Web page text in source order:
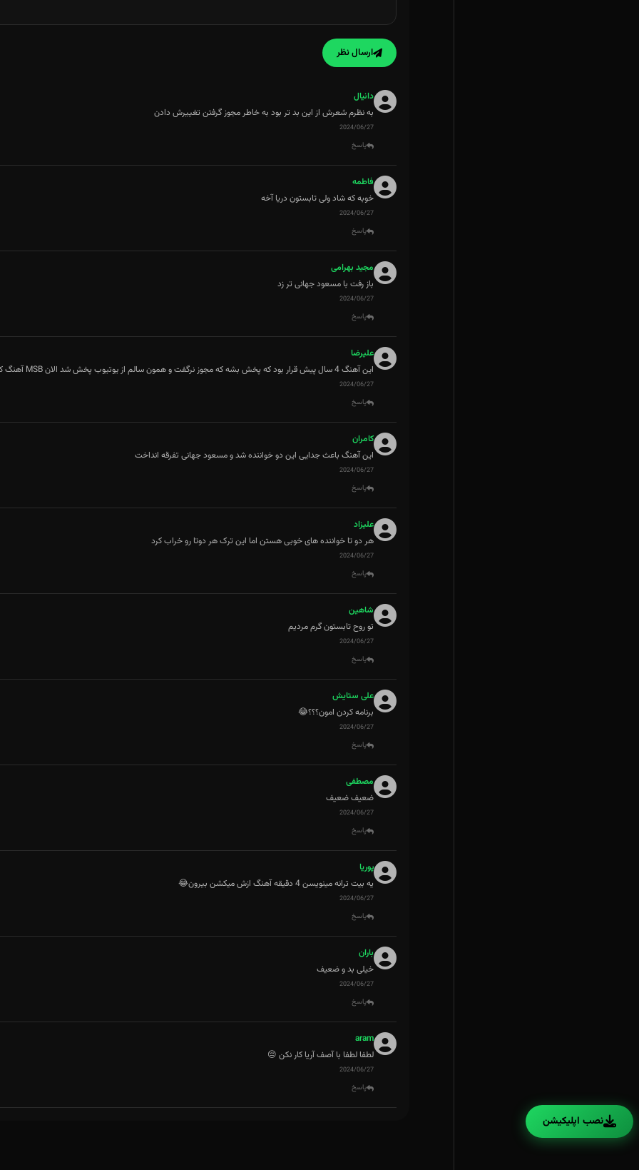
ارسال نظر
دانیال
به نظرم شعرش از این بد تر بود به خاطر مجوز گرفتن تغییرش دادن
2024/06/27
پاسخ
فاطمه
خوبه که شاد ولی تابستون دریا آخه
2024/06/27
پاسخ
مجید بهرامی
باز رفت با مسعود جهانی تر زد
2024/06/27
پاسخ
علیرضا
این آهنگ 4 سال پیش قرار بود که پخش بشه که مجوز نرگفت و همون سالم از یوتیوب پخش شد الان MSB آهنگ کم اورده اینو گذشته
2024/06/27
پاسخ
کامران
این آهنگ باعث جدایی این دو خواننده شد و مسعود جهانی تفرقه انداخت
2024/06/27
پاسخ
علیزاد
هر دو تا خواننده های خوبی هستن اما این ترک هر دوتا رو خراب کرد
2024/06/27
پاسخ
شاهین
تو روح تابستون گرم مردیم
2024/06/27
پاسخ
علی ستایش
برنامه کردن امون؟؟؟😂
2024/06/27
پاسخ
مصطفی
ضعیف ضعیف
2024/06/27
پاسخ
پوریا
یه بیت ترانه مینویسن 4 دقیقه آهنگ ازش میکشن بیرون😂
2024/06/27
پاسخ
باران
خیلی بد و ضعیف
2024/06/27
پاسخ
aram
لطفا لطفا با آصف آریا کار نکن 😔
2024/06/27
پاسخ
نصب اپلیکیشن